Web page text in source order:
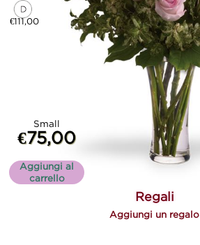
€111,00
Small
€75,00
Aggiungi al
carrello
Regali
Aggiungi un regalo